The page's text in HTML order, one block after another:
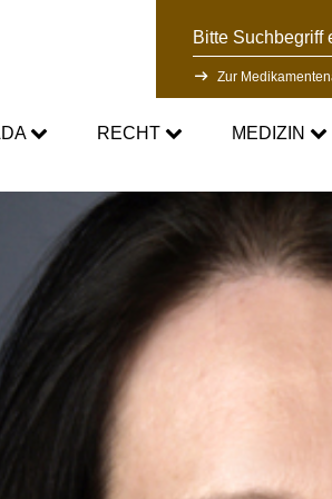
Suche
Zur
RECHT
Standards
Doping-Gesetz
MEDIZIN
Aktuelle medizinische Hinweise
Asthmamedikamente im Sport
Kortison im Sport
Testosteron im Sport